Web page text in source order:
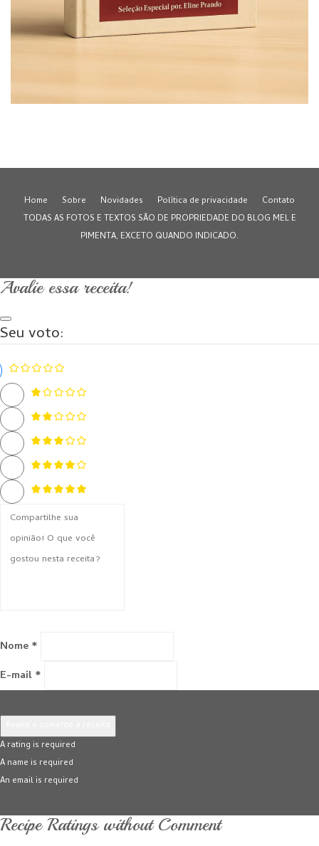
Home Sobre Novidades Política de privacidade
Contato
TODAS AS FOTOS E TEXTOS SÃO DE PROPRIEDADE DO BLOG MEL E
PIMENTA, EXCETO QUANDO INDICADO.
Avalie essa receita!
Seu voto:
Nome *
E-mail *
A rating is required
A name is required
An email is required
Recipe Ratings without Comment